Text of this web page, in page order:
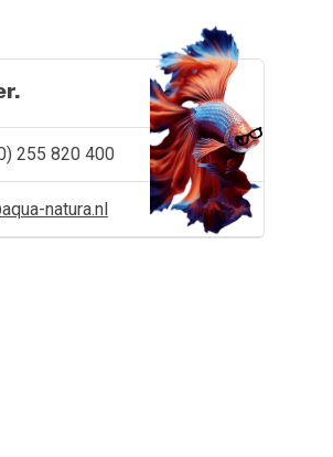
255 820 400
natura.nl